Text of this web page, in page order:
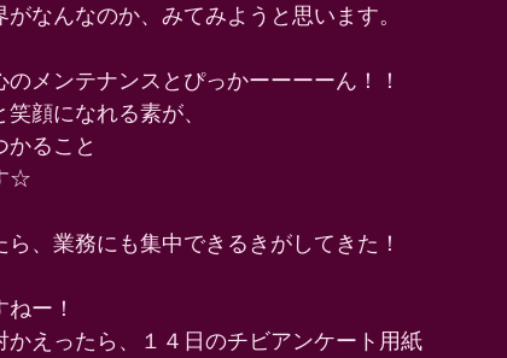
がなんなのか、みてみようと思います。
のメンテナンスとぴっかーーーーん！！
笑顔になれる素が、
かること
☆
ら、業務にも集中できるきがしてきた！
ー！
かえったら、１４日のチビアンケート用紙